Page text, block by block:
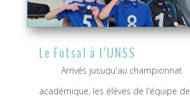
Le Futsal à l’UNSS
Arrivés jusuqu'au championnat
académique, les élèves de l'équipe de